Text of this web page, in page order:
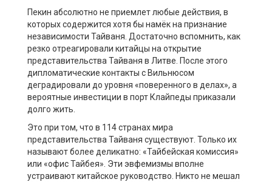
Пекин абсолютно не приемлет любые действия, в
которых содержится хотя бы намёк на признание
независимости Тайваня. Достаточно вспомнить, как
резко отреагировали китайцы на открытие
представительства Тайваня в Литве. После этого
дипломатические контакты с Вильнюсом
деградировали до уровня «поверенного в делах», а
вероятные инвестиции в порт Клайпеды приказали
долго жить.
Это при том, что в 114 странах мира
представительства Тайваня существуют. Только их
называют более деликатно: «Тайбейская комиссия»
или «офис Тайбея». Эти эвфемизмы вполне
устраивают китайское руководство. Никто не мешал